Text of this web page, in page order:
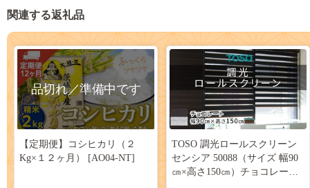
関連する返礼品
品切れ／準備中です
【定期便】コシヒカリ（２
Kg×１２ヶ月） [AO04-NT]
TOSO 調光ロールスクリーン
センシア 50088（サイズ 幅90
㎝×高さ150㎝）チョコレート